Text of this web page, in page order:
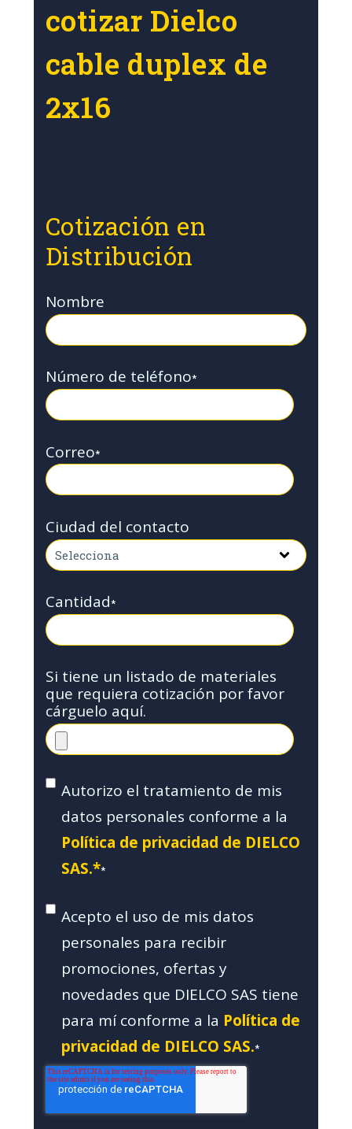
cotizar Dielco
cable duplex de
2x16
Cotización en
Distribución
Nombre
Número de teléfono*
Correo*
Ciudad del contacto
Cantidad*
Si tiene un listado de materiales
que requiera cotización por favor
cárguelo aquí.
Autorizo el tratamiento de mis
datos personales conforme a la
Política de privacidad de DIELCO
SAS.**
Acepto el uso de mis datos
personales para recibir
promociones, ofertas y
novedades que DIELCO SAS tiene
para mí conforme a la Política de
privacidad de DIELCO SAS.*